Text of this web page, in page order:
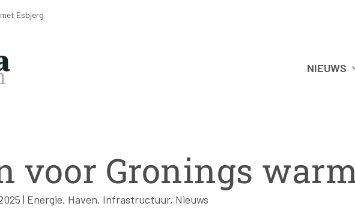
Esbjerg
NIEUWS
voor Gronings
| Energie, Haven, Infrastructuur, Nieuws